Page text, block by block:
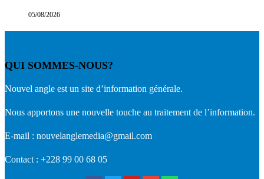
05/08/2026
QUI SOMMES-NOUS?
Nouvel angle est un site d’information générale.
Nous apportons une nouvelle touche au traitement de l’information.
E-mail : nouvelanglemedia@gmail.com
Contact : +228 99 00 68 05